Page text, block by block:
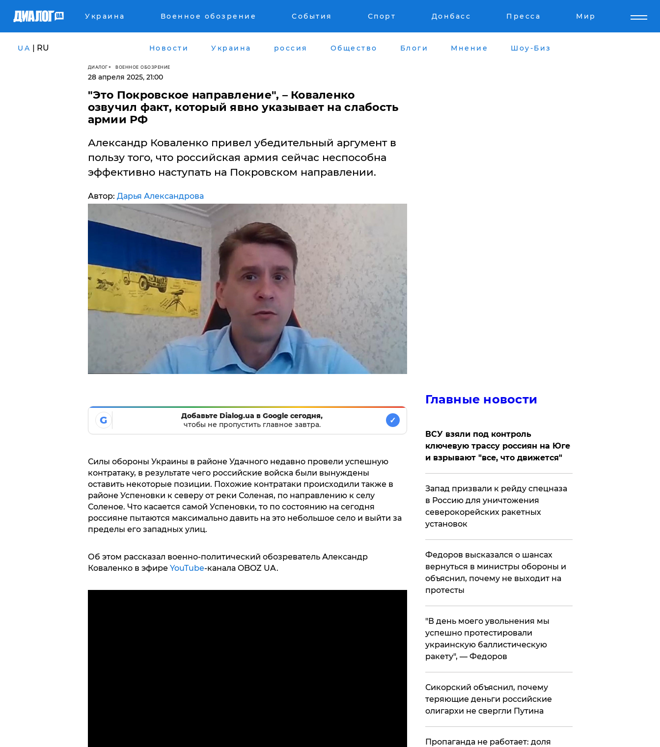
Украина Военное обозрение События Спорт Донбасс Пресса Мир
UA | RU Новости Украина россия Общество Блоги Мнение Шоу-Биз
ДИАЛОГ ВОЕННОЕ ОБОЗРЕНИЕ
28 апреля 2025, 21:00
"Это Покровское направление", – Коваленко
озвучил факт, который явно указывает на слабость
армии РФ
Александр Коваленко привел убедительный аргумент в
пользу того, что российская армия сейчас неспособна
эффективно наступать на Покровском направлении.
Автор: Дарья Александрова
G
Добавьте Dialog.ua в Google сегодня,
чтобы не пропустить главное завтра.
✓
Силы обороны Украины в районе Удачного недавно провели успешную
контратаку, в результате чего российские войска были вынуждены
оставить некоторые позиции. Похожие контратаки происходили также в
районе Успеновки к северу от реки Соленая, по направлению к селу
Соленое. Что касается самой Успеновки, то по состоянию на сегодня
россияне пытаются максимально давить на это небольшое село и выйти за
пределы его западных улиц.
Об этом рассказал военно-политический обозреватель Александр
Коваленко в эфире YouTube-канала OBOZ UA.
Главные новости
ВСУ взяли под контроль
ключевую трассу россиян на Юге
и взрывают "все, что движется"
Запад призвали к рейду спецназа
в Россию для уничтожения
северокорейских ракетных
установок
Федоров высказался о шансах
вернуться в министры обороны и
объяснил, почему не выходит на
протесты
​"В день моего увольнения мы
успешно протестировали
украинскую баллистическую
ракету", — Федоров
Сикорский объяснил, почему
теряющие деньги российские
олигархи не свергли Путина
​Пропаганда не работает: доля